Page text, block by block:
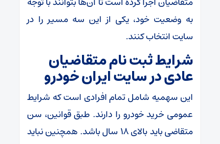
به وضعیت خود، یکی از این سه مسیر را در
سایت انتخاب کنند.
شرایط ثبت نام متقاضیان
عادی در سایت ایران خودرو
این سهمیه شامل تمام افرادی است که شرایط
عمومی خرید خودرو را دارند. طبق قوانین، سن
متقاضی باید بالای 18 سال باشد. همچنین نباید